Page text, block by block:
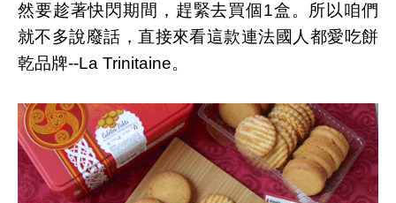
然要趁著快閃期間，趕緊去買個1盒。所以咱們
就不多說廢話，直接來看這款連法國人都愛吃餅
乾品牌--La Trinitaine。